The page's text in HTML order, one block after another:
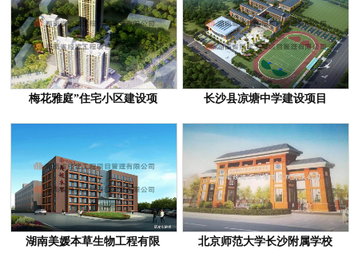
梅花雅庭”住宅小区建设项 长沙县凉塘中学建设项目
湖南美媛本草生物工程有限 北京师范大学长沙附属学校